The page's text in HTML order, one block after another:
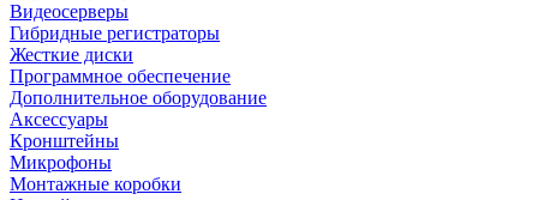
Видеосерверы
Гибридные регистраторы
Жесткие диски
Программное обеспечение
Дополнительное оборудование
Аксессуары
Кронштейны
Микрофоны
Монтажные коробки